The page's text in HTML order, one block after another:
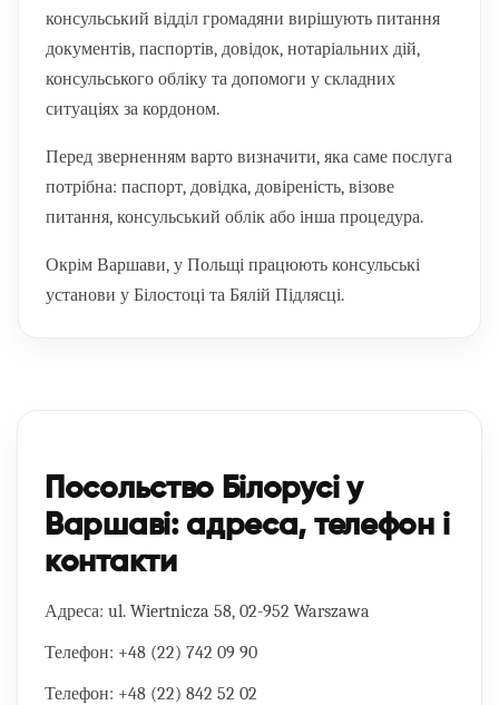
консульський відділ громадяни вирішують питання
документів, паспортів, довідок, нотаріальних дій,
консульського обліку та допомоги у складних
ситуаціях за кордоном.
Перед зверненням варто визначити, яка саме послуга
потрібна: паспорт, довідка, довіреність, візове
питання, консульський облік або інша процедура.
Окрім Варшави, у Польщі працюють консульські
установи у Білостоці та Бялій Підлясці.
Посольство Білорусі у
Варшаві: адреса, телефон і
контакти
Адреса: ul. Wiertnicza 58, 02-952 Warszawa
Телефон: +48 (22) 742 09 90
Телефон: +48 (22) 842 52 02